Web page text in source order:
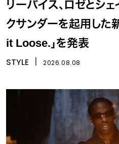
リーバイス、ロゼとシ
クサンダーを起用した
it Loose.」を発表
STYLE 2026.08.08